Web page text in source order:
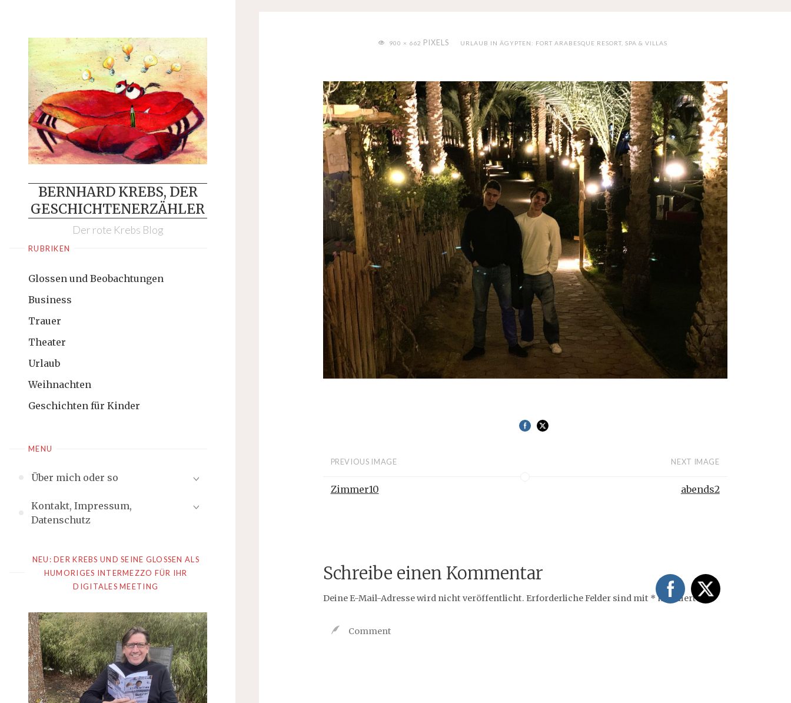
content
BERNHARD KREBS, DER
GESCHICHTENERZÄHLER
Der rote Krebs Blog
RUBRIKEN
Glossen und Beobachtungen
Business
Trauer
Theater
Urlaub
Weihnachten
Geschichten für Kinder
MENU
Über mich oder so
Kontakt, Impressum,
Datenschutz
NEU: DER KREBS UND SEINE GLOSSEN ALS
HUMORIGES INTERMEZZO FÜR IHR
DIGITALES MEETING
FULL900 × 662 PIXELS URLAUB IN ÄGYPTEN: FORT ARABESQUE RESORT, SPA & VILLAS
PREVIOUS IMAGE
Zimmer10
NEXT IMAGE
abends2
Schreibe einen Kommentar
Deine E-Mail-Adresse wird nicht veröffentlicht. Erforderliche Felder sind mit *markiert